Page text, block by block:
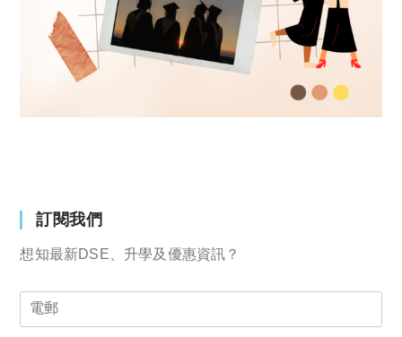
訂閱我們
想知最新DSE、升學及優惠資訊？